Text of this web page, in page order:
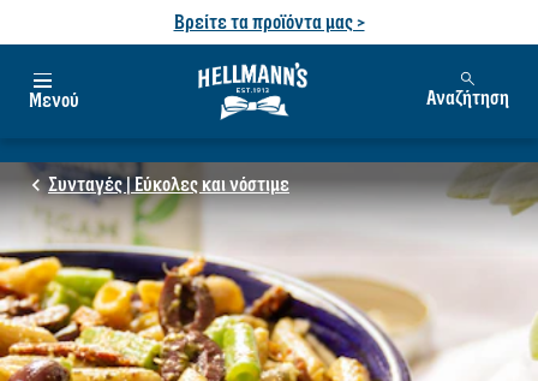
Βρείτε τα προϊόντα μας >
Μενού Αναζήτηση
Συνταγές | Εύκολες και νόστιμε